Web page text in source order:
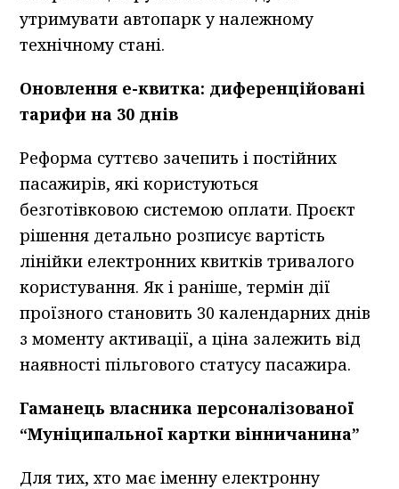
утримувати автопарк у належному
технічному стані.
Оновлення е-квитка: диференційовані
тарифи на 30 днів
Реформа суттєво зачепить і постійних
пасажирів, які користуються
безготівковою системою оплати. Проєкт
рішення детально розписує вартість
лінійки електронних квитків тривалого
користування. Як і раніше, термін дії
проїзного становить 30 календарних днів
з моменту активації, а ціна залежить від
наявності пільгового статусу пасажира.
Гаманець власника персоналізованої
“Муніципальної картки вінничанина”
Для тих, хто має іменну електронну